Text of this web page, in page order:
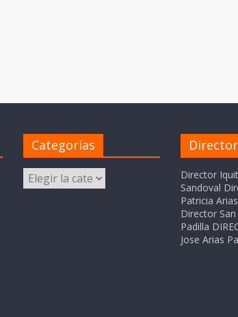
Categorías
Categorías
Director
Sandoval
Patricia
Director
Padilla
Jose Arias